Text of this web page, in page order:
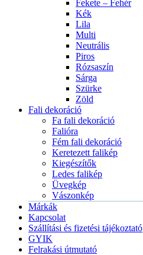
Fekete – Fehér
Kék
Lila
Multi
Neutrális
Piros
Rózsaszín
Sárga
Szürke
Zöld
Fali dekoráció
Fa fali dekoráció
Falióra
Fém fali dekoráció
Keretezett falikép
Kiegészítők
Ledes falikép
Üvegkép
Vászonkép
Márkák
Kapcsolat
Szállítási és fizetési tájékoztató
GYIK
Felrakási útmutató